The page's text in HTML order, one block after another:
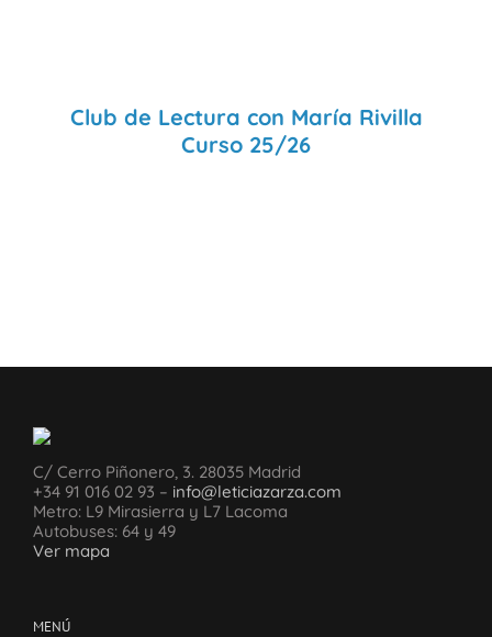
Club de Lectura con María Rivilla
Curso 25/26
C/ Cerro Piñonero, 3. 28035 Madrid
+34 91 016 02 93 – info@leticiazarza.com
Metro: L9 Mirasierra y L7 Lacoma
Autobuses: 64 y 49
Ver mapa
MENÚ